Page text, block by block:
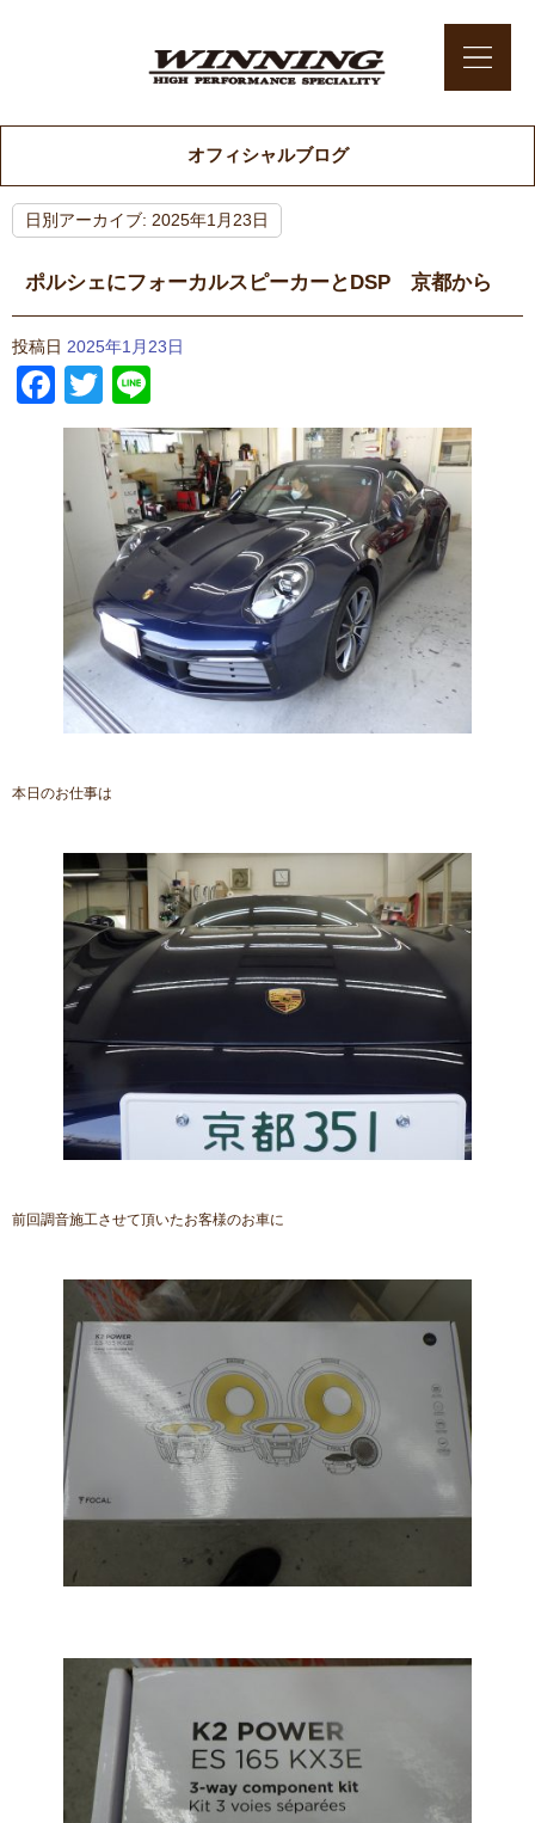
オフィシャルブログ
日別アーカイブ: 2025年1月23日
ポルシェにフォーカルスピーカーとDSP 京都から
投稿日 2025年1月23日
Facebook
Twitter
本日のお仕事は
前回調音施工させて頂いたお客様のお車に